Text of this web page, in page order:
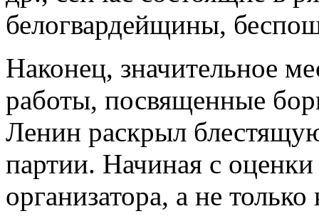
белогвардейщины,
Наконец, значительное
работы, посвященные
Ленин раскрыл
партии. Начиная с оценки
организатора, а не